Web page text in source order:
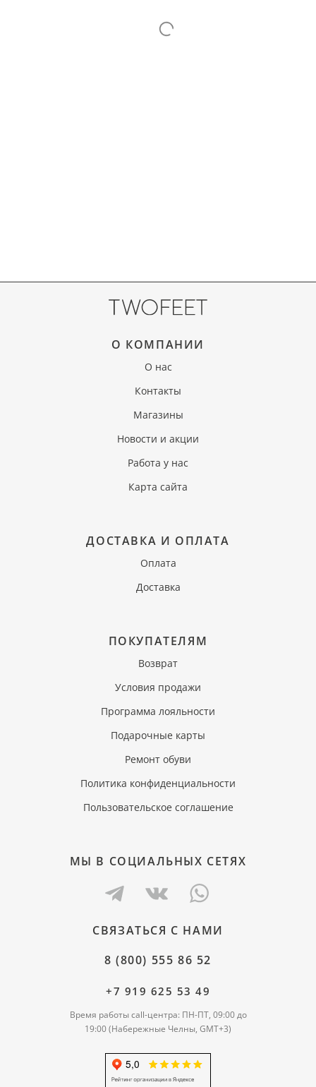
О КОМПАНИИ
О нас
Контакты
Магазины
Новости и акции
Работа у нас
Карта сайта
ДОСТАВКА И ОПЛАТА
Оплата
Доставка
ПОКУПАТЕЛЯМ
Возврат
Условия продажи
Программа лояльности
Подарочные карты
Ремонт обуви
Политика конфиденциальности
Пользовательское соглашение
МЫ В СОЦИАЛЬНЫХ СЕТЯХ
СВЯЗАТЬСЯ С НАМИ
8 (800) 555 86 52
+7 919 625 53 49
Время работы call-центра: ПН-ПТ, 09:00 до
19:00 (Набережные Челны, GMT+3)